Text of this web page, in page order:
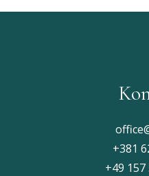
+381
+49 157